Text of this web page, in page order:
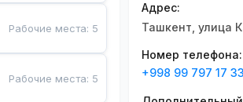
Рабочие места: 5
Рабочие места: 5
Адрес:
Ташкент, улица
Номер телефона:
+998 99 797 17 33